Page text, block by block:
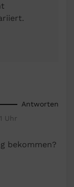
Uhr
Antworten
bekommen?